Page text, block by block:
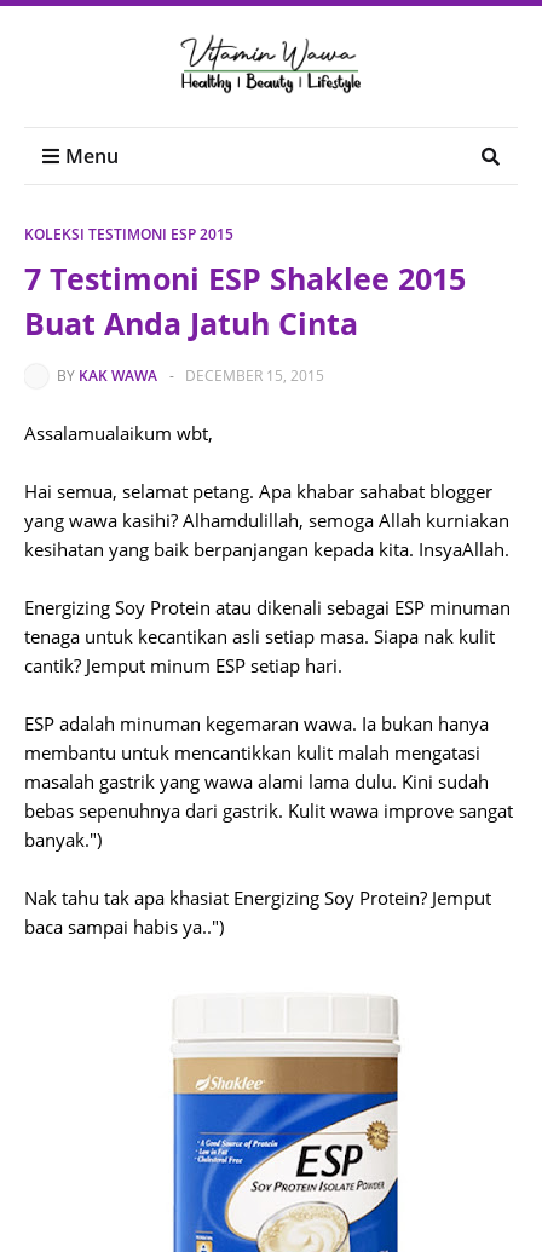
Menu
KOLEKSI TESTIMONI ESP 2015
7 Testimoni ESP Shaklee 2015
Buat Anda Jatuh Cinta
BY KAK WAWA - DECEMBER 15, 2015
Assalamualaikum wbt,
Hai semua, selamat petang. Apa khabar sahabat blogger
yang wawa kasihi? Alhamdulillah, semoga Allah kurniakan
kesihatan yang baik berpanjangan kepada kita. InsyaAllah.
Energizing Soy Protein atau dikenali sebagai ESP minuman
tenaga untuk kecantikan asli setiap masa. Siapa nak kulit
cantik? Jemput minum ESP setiap hari.
ESP adalah minuman kegemaran wawa. Ia bukan hanya
membantu untuk mencantikkan kulit malah mengatasi
masalah gastrik yang wawa alami lama dulu. Kini sudah
bebas sepenuhnya dari gastrik. Kulit wawa improve sangat
banyak.")
Nak tahu tak apa khasiat Energizing Soy Protein? Jemput
baca sampai habis ya..")